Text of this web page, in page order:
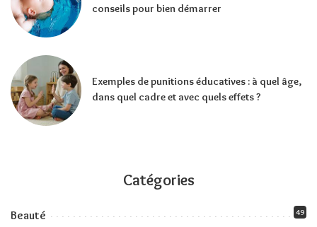
conseils pour bien démarrer
Exemples de punitions éducatives : à quel âge,
dans quel cadre et avec quels effets ?
Catégories
Beauté 49